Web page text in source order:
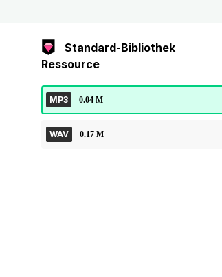
Standard-Bibliothek
Ressource
MP3 0.04 M
WAV 0.17 M